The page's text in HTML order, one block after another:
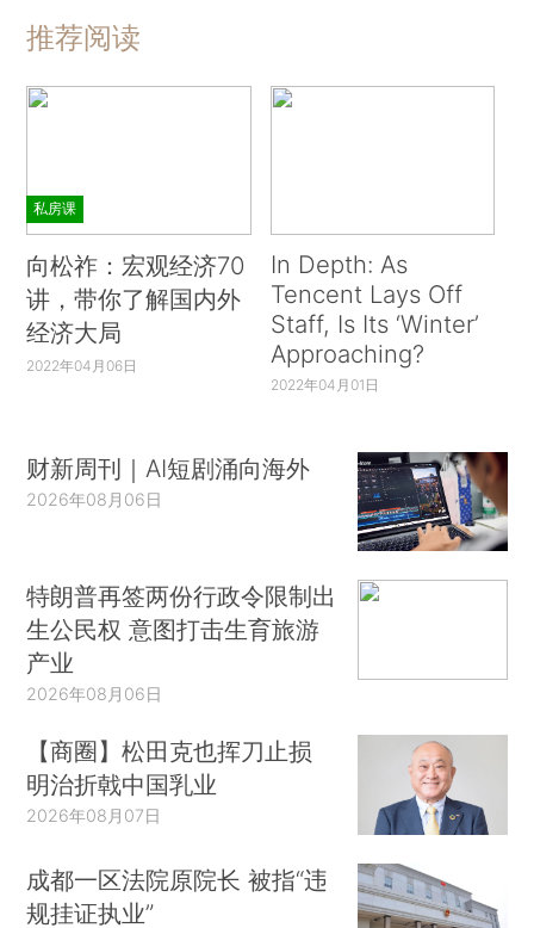
推荐阅读
私房课
向松祚：宏观经济70
讲，带你了解国内外
经济大局
2022年04月06日
In Depth: As
Tencent Lays Off
Staff, Is Its ‘Winter’
Approaching?
2022年04月01日
财新周刊｜AI短剧涌向海外
2026年08月06日
特朗普再签两份行政令限制出
生公民权 意图打击生育旅游
产业
2026年08月06日
【商圈】松田克也挥刀止损
明治折戟中国乳业
2026年08月07日
成都一区法院原院长 被指“违
规挂证执业”